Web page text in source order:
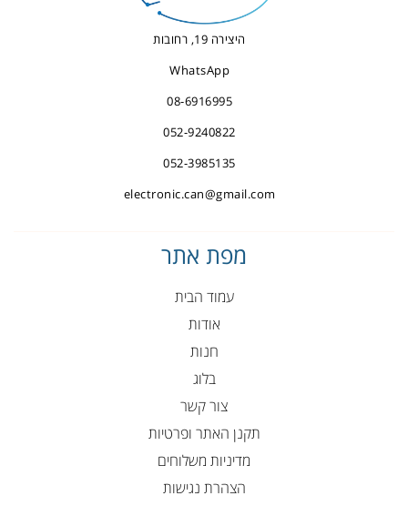
היצירה 19, רחובות
WhatsApp
08-6916995
052-9240822
052-3985135
electronic.can@gmail.com
מפת אתר
עמוד הבית
אודות
חנות
בלוג
צור קשר
תקנן האתר ופרטיות
מדיניות משלוחים
הצהרת נגישות